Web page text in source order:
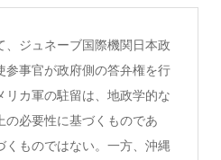
、ジュネーブ国際機関日本政
参事官が政府側の答弁権を行
リカ軍の駐留は、地政学的な
の必要性に基づくものであ
くものではない。一方、沖縄